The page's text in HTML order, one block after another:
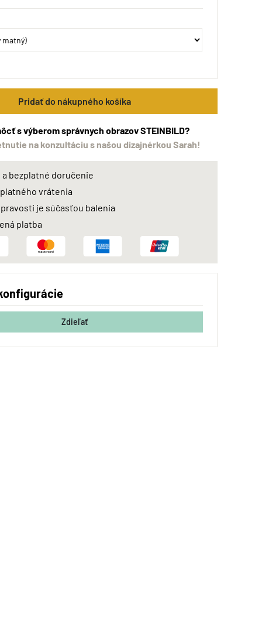
Pridať do nákupného košíka
s výberom správnych obrazov STEINBILD?
na konzultáciu s našou dizajnérkou Sarah!
bezplatné doručenie
vrátenia
je súčasťou balenia
platba
Zdieľať